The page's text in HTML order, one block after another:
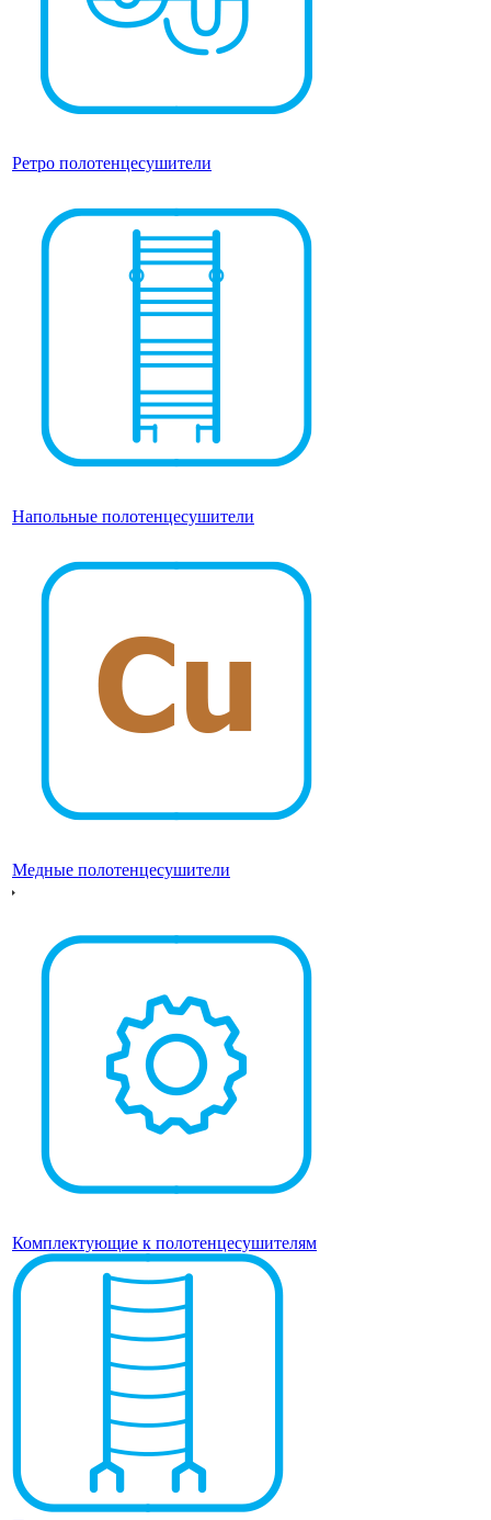
Ретро полотенцесушители
Напольные полотенцесушители
Медные полотенцесушители
Комплектующие к полотенцесушителям